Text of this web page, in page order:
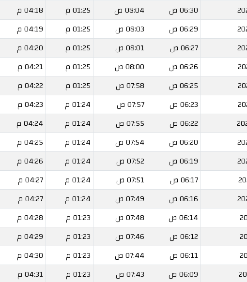
06:30 ص 08:04 ص 01:25 م 04:18 م
06:29 ص 08:03 ص 01:25 م 04:19 م
06:27 ص 08:01 ص 01:25 م 04:20 م
06:26 ص 08:00 ص 01:25 م 04:21 م
06:25 ص 07:58 ص 01:25 م 04:22 م
06:23 ص 07:57 ص 01:24 م 04:23 م
06:22 ص 07:55 ص 01:24 م 04:24 م
06:20 ص 07:54 ص 01:24 م 04:25 م
06:19 ص 07:52 ص 01:24 م 04:26 م
06:17 ص 07:51 ص 01:24 م 04:27 م
06:16 ص 07:49 ص 01:24 م 04:27 م
06:14 ص 07:48 ص 01:23 م 04:28 م
06:12 ص 07:46 ص 01:23 م 04:29 م
06:11 ص 07:44 ص 01:23 م 04:30 م
06:09 ص 07:43 ص 01:23 م 04:31 م